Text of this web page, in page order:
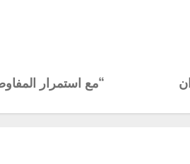
“مع استمرار